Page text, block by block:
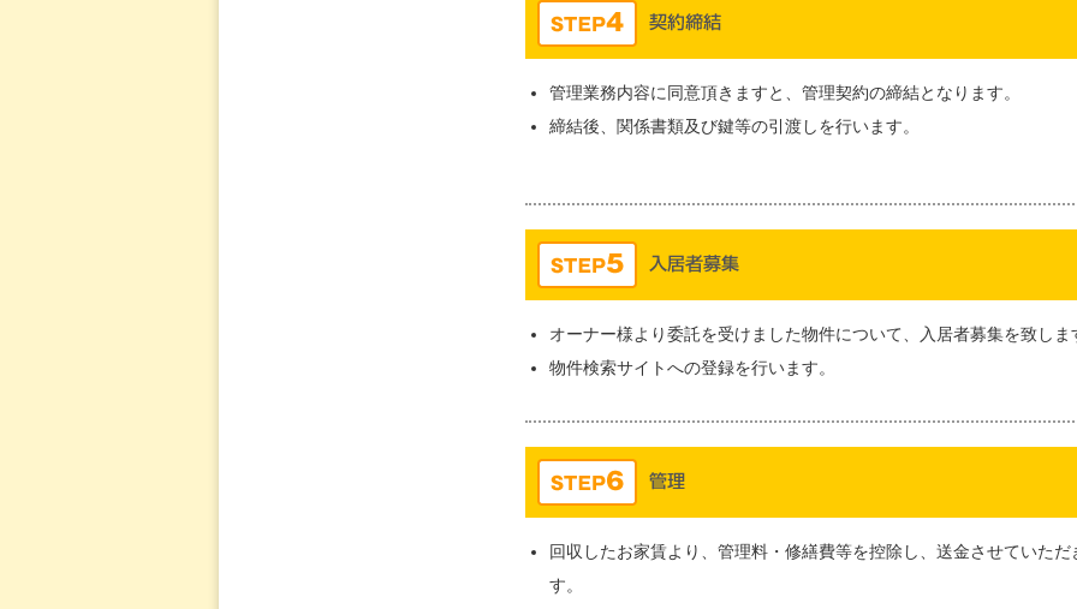
管理業務内容に同意頂きますと、管理契約の締結となります。
締結後、関係書類及び鍵等の引渡しを行います。
オーナー様より委託を受けました物件について、入居者募集を致しま
物件検索サイトへの登録を行います。
回収したお家賃より、管理料・修繕費等を控除し、送金させていただ
す。